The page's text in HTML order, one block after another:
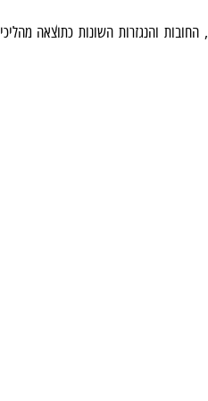
והנגזרות השונות כתוצאה מהליכי